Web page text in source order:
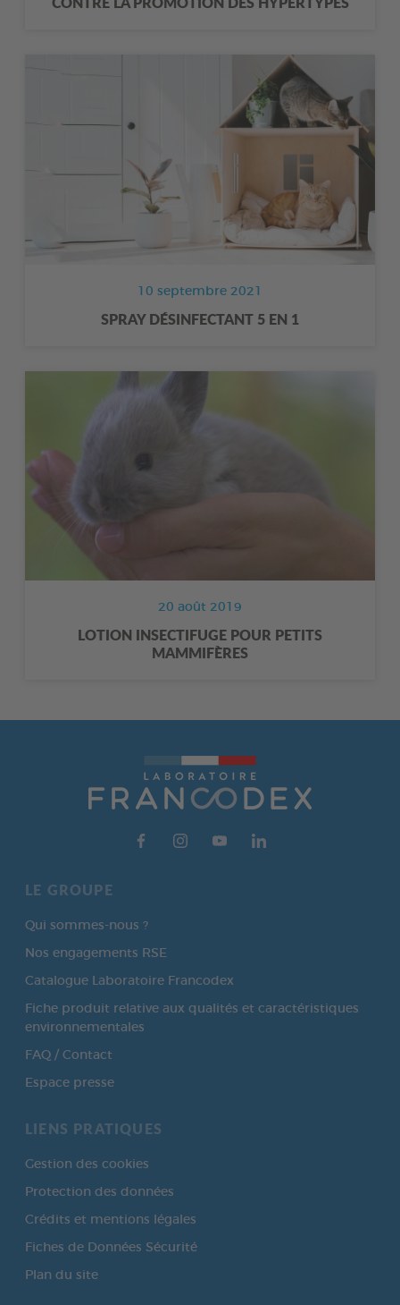
10 septembre 2021
SPRAY DÉSINFECTANT 5 EN 1
20 août 2019
LOTION INSECTIFUGE POUR PETITS
MAMMIFÈRES
LE GROUPE
Qui sommes-nous ?
Nos engagements RSE
Catalogue Laboratoire Francodex
Fiche produit relative aux qualités et caractéristiques
environnementales
FAQ / Contact
Espace presse
LIENS PRATIQUES
Gestion des cookies
Protection des données
Crédits et mentions légales
Fiches de Données Sécurité
Plan du site